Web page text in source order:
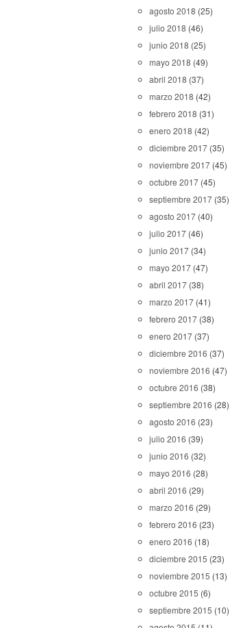
agosto 2018 (25)
julio 2018 (46)
junio 2018 (25)
mayo 2018 (49)
abril 2018 (37)
marzo 2018 (42)
febrero 2018 (31)
enero 2018 (42)
diciembre 2017 (35)
noviembre 2017 (45)
octubre 2017 (45)
septiembre 2017 (35)
agosto 2017 (40)
julio 2017 (46)
junio 2017 (34)
mayo 2017 (47)
abril 2017 (38)
marzo 2017 (41)
febrero 2017 (38)
enero 2017 (37)
diciembre 2016 (37)
noviembre 2016 (47)
octubre 2016 (38)
septiembre 2016 (28)
agosto 2016 (23)
julio 2016 (39)
junio 2016 (32)
mayo 2016 (28)
abril 2016 (29)
marzo 2016 (29)
febrero 2016 (23)
enero 2016 (18)
diciembre 2015 (23)
noviembre 2015 (13)
octubre 2015 (6)
septiembre 2015 (10)